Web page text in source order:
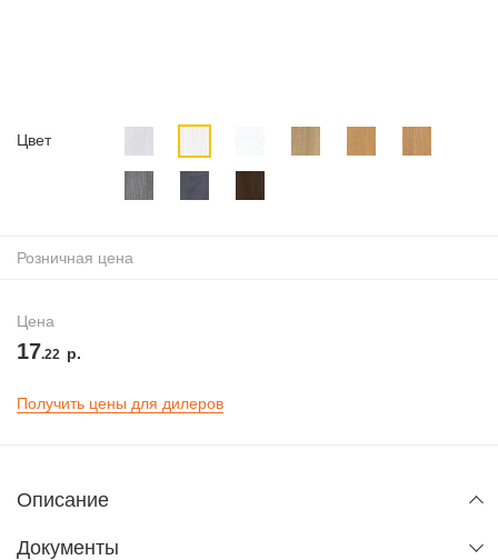
Цвет
Розничная цена
Цена
17.22 р.
Получить цены для дилеров
Описание
Документы